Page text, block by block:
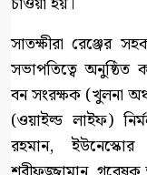
সাতক্ষীরা রেঞ্জের
সভাপতিত্বে
বন সংরক্ষক (খুলনা
(ওয়াইল্ড লাইফ)
রহমান,